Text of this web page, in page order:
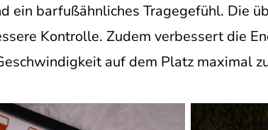
ein barfußähnliches Tragegefühl. Die
Kontrolle. Zudem verbessert die
auf dem Platz maximal